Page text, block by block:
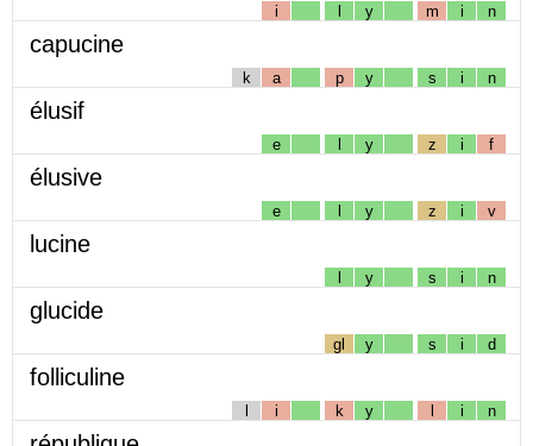
i l y m i n
capucine
k a p y s i n
élusif
e l y z i f
élusive
e l y z i v
lucine
l y s i n
glucide
gl y s i d
folliculine
l i k y l i n